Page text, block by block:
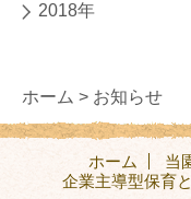
2018年
ホーム > お知らせ
ホーム 当
企業主導型保育